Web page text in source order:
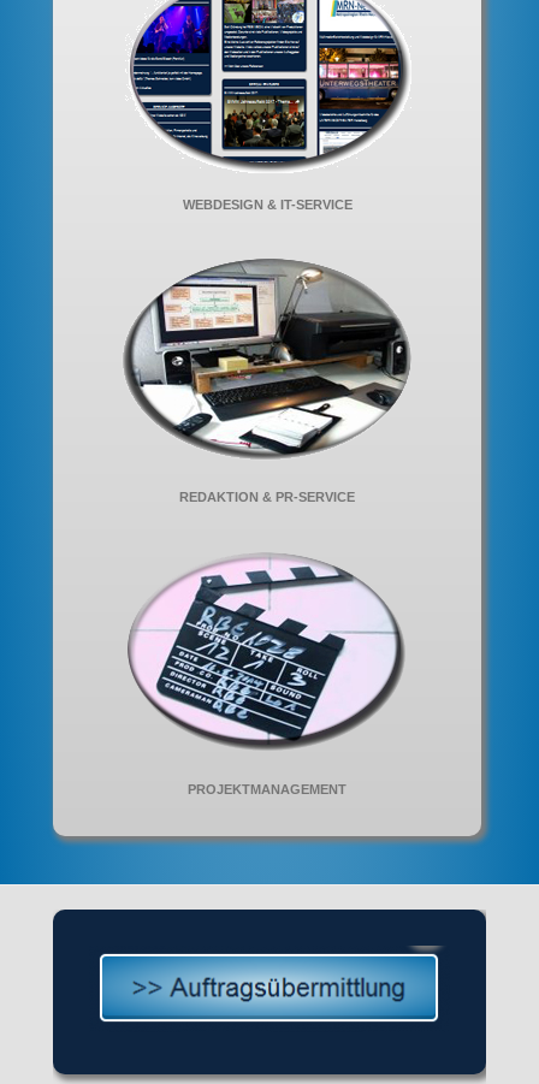
WEBDESIGN & IT-SERVICE
REDAKTION & PR-SERVICE
PROJEKTMANAGEMENT